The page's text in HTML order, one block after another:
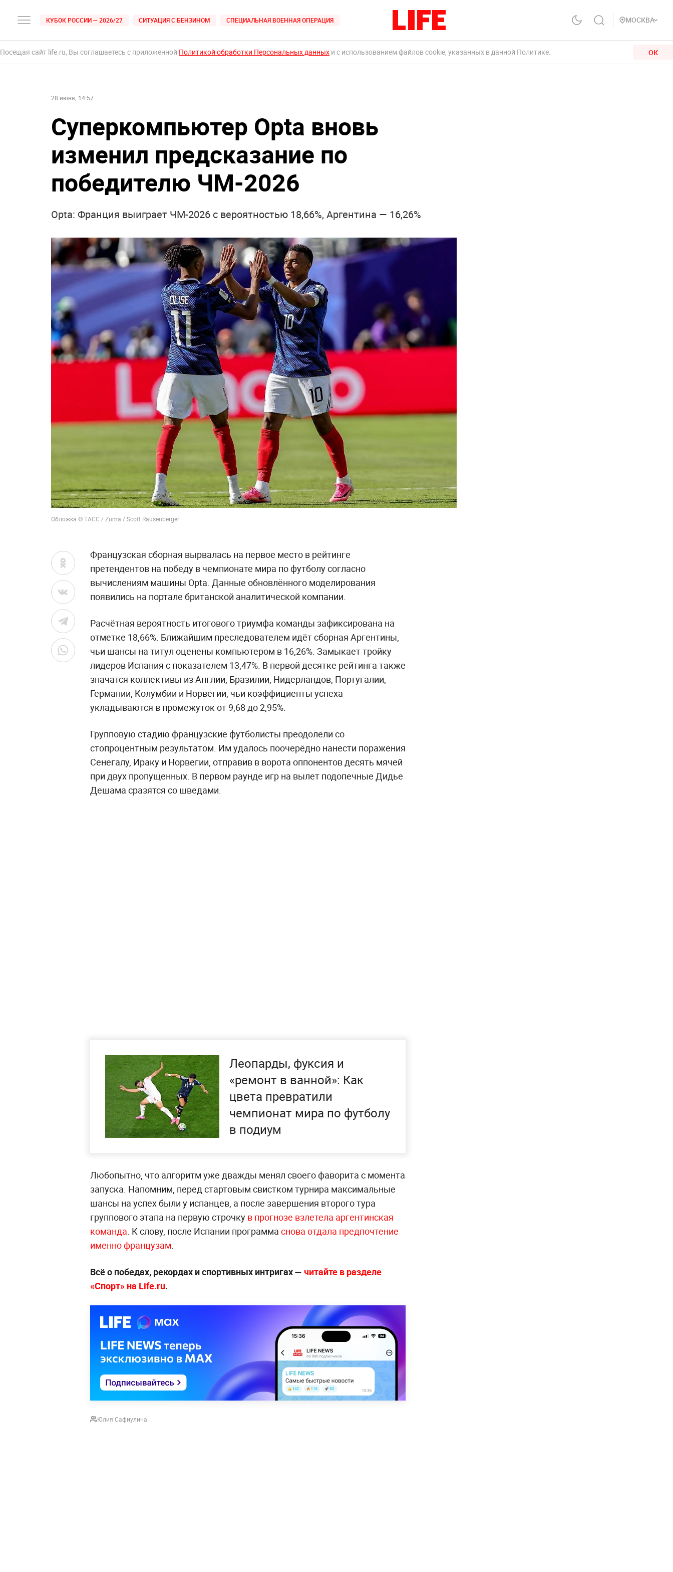
КУБОК РОССИИ — 2026/27 СИТУАЦИЯ С БЕНЗИНОМ СПЕЦИАЛЬНАЯ ВОЕННАЯ ОПЕРАЦИЯ МОСКВА
Посещая сайт life.ru, Вы соглашаетесь с приложенной Политикой обработки Персональных данных и с использованием файлов cookie, указанных в данной Политике. ОК
28 июня, 14:57
Суперкомпьютер Opta вновь
изменил предсказание по
победителю ЧМ-2026
Opta: Франция выиграет ЧМ-2026 с вероятностью 18,66%, Аргентина — 16,26%
Обложка © ТАСС / Zuma / Scott Rausenberger
Французская сборная вырвалась на первое место в рейтинге
претендентов на победу в чемпионате мира по футболу согласно
вычислениям машины Opta. Данные обновлённого моделирования
появились на портале британской аналитической компании.
Расчётная вероятность итогового триумфа команды зафиксирована на
отметке 18,66%. Ближайшим преследователем идёт сборная Аргентины,
чьи шансы на титул оценены компьютером в 16,26%. Замыкает тройку
лидеров Испания с показателем 13,47%. В первой десятке рейтинга также
значатся коллективы из Англии, Бразилии, Нидерландов, Португалии,
Германии, Колумбии и Норвегии, чьи коэффициенты успеха
укладываются в промежуток от 9,68 до 2,95%.
Групповую стадию французские футболисты преодолели со
стопроцентным результатом. Им удалось поочерёдно нанести поражения
Сенегалу, Ираку и Норвегии, отправив в ворота оппонентов десять мячей
при двух пропущенных. В первом раунде игр на вылет подопечные Дидье
Дешама сразятся со шведами.
Леопарды, фуксия и
«ремонт в ванной»: Как
цвета превратили
чемпионат мира по футболу
в подиум
Любопытно, что алгоритм уже дважды менял своего фаворита с момента
запуска. Напомним, перед стартовым свистком турнира максимальные
шансы на успех были у испанцев, а после завершения второго тура
группового этапа на первую строчку в прогнозе взлетела аргентинская
команда. К слову, после Испании программа снова отдала предпочтение
именно французам.
Всё о победах, рекордах и спортивных интригах — читайте в разделе
«Спорт» на Life.ru.
Юлия Сафиулина